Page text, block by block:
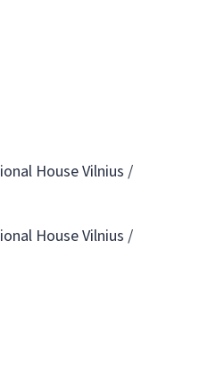
House Vilnius /
House Vilnius /